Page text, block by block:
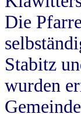
Die
Stabitz
wurden